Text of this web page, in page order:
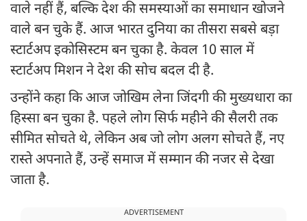
वाले नहीं हैं, बल्कि देश की समस्याओं का समाधान खोजने
वाले बन चुके हैं. आज भारत दुनिया का तीसरा सबसे बड़ा
स्टार्टअप इकोसिस्टम बन चुका है. केवल 10 साल में
स्टार्टअप मिशन ने देश की सोच बदल दी है.
उन्होंने कहा कि आज जोखिम लेना जिंदगी की मुख्यधारा का
हिस्सा बन चुका है. पहले लोग सिर्फ महीने की सैलरी तक
सीमित सोचते थे, लेकिन अब जो लोग अलग सोचते हैं, नए
रास्ते अपनाते हैं, उन्हें समाज में सम्मान की नजर से देखा
जाता है.
ADVERTISEMENT